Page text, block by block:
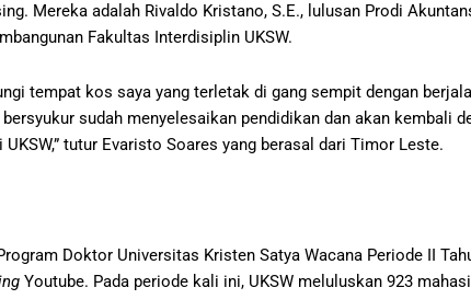
Mereka adalah Rivaldo Kristano, S.E., lulusan Prodi
Fakultas Interdisiplin UKSW.
tempat kos saya yang terletak di gang sempit dengan
sudah menyelesaikan pendidikan dan akan kembali
tutur Evaristo Soares yang berasal dari Timor Leste.
Doktor Universitas Kristen Satya Wacana Periode II
Youtube. Pada periode kali ini, UKSW meluluskan 923